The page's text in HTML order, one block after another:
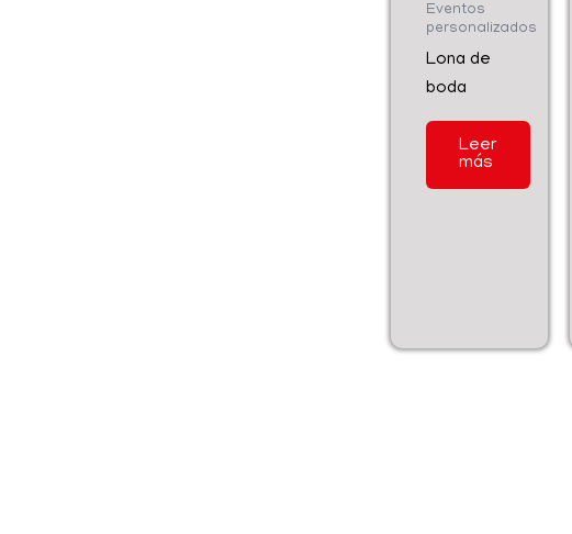
Eventos
personalizados
Lona de
boda
Leer
más